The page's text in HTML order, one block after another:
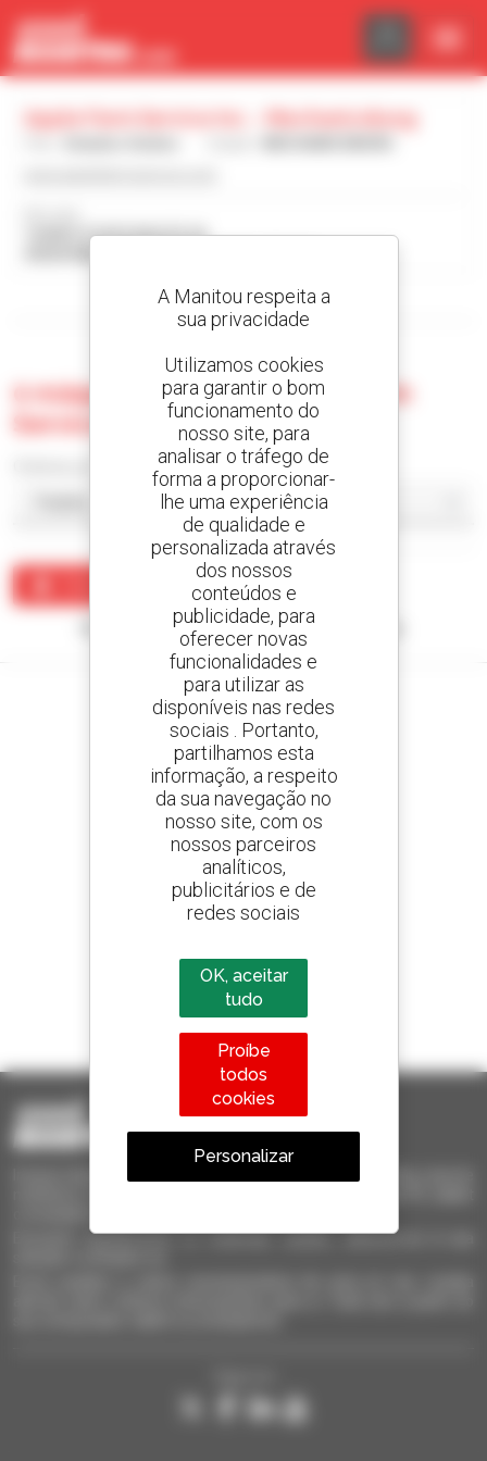
12446 E STATE ROUTE 29
Visualizar os filtros de pesquisa
0 máquina usada no Apple Farm
Service Inc. - Mechanicsburg
Nenhum resultado corresponde à sua pesquisa.
Crie os seus alertas
e receba anúncios de equipamentos usados
800 concessionários
A Manitou em todo o mundo
1 em cada 4 telescópicos
vendido no mundo é um manitou
Encontre rapidamente os materiais usados, adicione-os à sua
Painel de Gerenciamento de Cookies
A Manitou respeita a
sua privacidade
Utilizamos cookies
para garantir o bom
funcionamento do
nosso site, para
analisar o tráfego de
forma a proporcionar-
lhe uma experiência
de qualidade e
personalizada através
dos nossos
conteúdos e
publicidade, para
oferecer novas
funcionalidades e
para utilizar as
disponíveis nas redes
sociais . Portanto,
partilhamos esta
informação, a respeito
da sua navegação no
nosso site, com os
nossos parceiros
analíticos,
publicitários e de
redes sociais
OK, aceitar
tudo
Proíbe
todos
cookies
Personalizar